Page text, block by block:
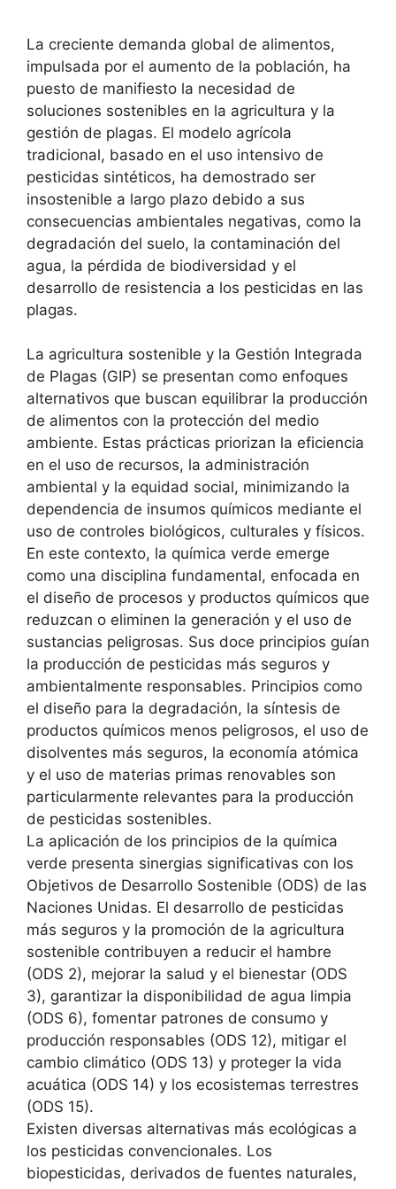
La creciente demanda global de alimentos,
impulsada por el aumento de la población, ha
puesto de manifiesto la necesidad de
soluciones sostenibles en la agricultura y la
gestión de plagas. El modelo agrícola
tradicional, basado en el uso intensivo de
pesticidas sintéticos, ha demostrado ser
insostenible a largo plazo debido a sus
consecuencias ambientales negativas, como la
degradación del suelo, la contaminación del
agua, la pérdida de biodiversidad y el
desarrollo de resistencia a los pesticidas en las
plagas.
La agricultura sostenible y la Gestión Integrada
de Plagas (GIP) se presentan como enfoques
alternativos que buscan equilibrar la producción
de alimentos con la protección del medio
ambiente. Estas prácticas priorizan la eficiencia
en el uso de recursos, la administración
ambiental y la equidad social, minimizando la
dependencia de insumos químicos mediante el
uso de controles biológicos, culturales y físicos.
En este contexto, la química verde emerge
como una disciplina fundamental, enfocada en
el diseño de procesos y productos químicos que
reduzcan o eliminen la generación y el uso de
sustancias peligrosas. Sus doce principios guían
la producción de pesticidas más seguros y
ambientalmente responsables. Principios como
el diseño para la degradación, la síntesis de
productos químicos menos peligrosos, el uso de
disolventes más seguros, la economía atómica
y el uso de materias primas renovables son
particularmente relevantes para la producción
de pesticidas sostenibles.
La aplicación de los principios de la química
verde presenta sinergias significativas con los
Objetivos de Desarrollo Sostenible (ODS) de las
Naciones Unidas. El desarrollo de pesticidas
más seguros y la promoción de la agricultura
sostenible contribuyen a reducir el hambre
(ODS 2), mejorar la salud y el bienestar (ODS
3), garantizar la disponibilidad de agua limpia
(ODS 6), fomentar patrones de consumo y
producción responsables (ODS 12), mitigar el
cambio climático (ODS 13) y proteger la vida
acuática (ODS 14) y los ecosistemas terrestres
(ODS 15).
Existen diversas alternativas más ecológicas a
los pesticidas convencionales. Los
biopesticidas, derivados de fuentes naturales,